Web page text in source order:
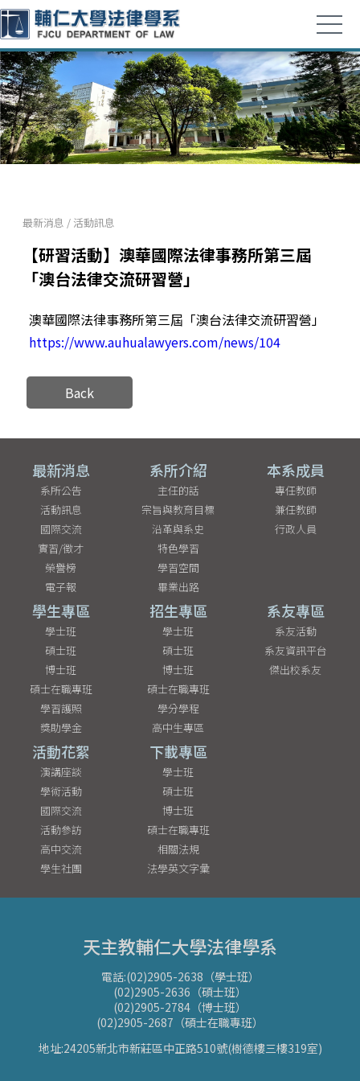
最新消息 / 活動訊息
【研習活動】澳華國際法律事務所第三屆
「澳台法律交流研習營」
澳華國際法律事務所第三屆「澳台法律交流研習營」
https://www.auhualawyers.com/news/104
Back
最新消息
系所公告
活動訊息
國際交流
實習/徵才
榮譽榜
電子報
系所介紹
主任的話
宗旨與教育目標
沿革與系史
特色學習
學習空間
畢業出路
本系成員
專任教師
兼任教師
行政人員
學生專區
學士班
碩士班
博士班
碩士在職專班
學習護照
獎助學金
招生專區
學士班
碩士班
博士班
碩士在職專班
學分學程
高中生專區
系友專區
系友活動
系友資訊平台
傑出校系友
活動花絮
演講座談
學術活動
國際交流
活動參訪
高中交流
學生社團
下載專區
學士班
碩士班
博士班
碩士在職專班
相關法規
法學英文字彙
天主教輔仁大學法律學系
電話:(02)2905-2638（學士班）
(02)2905-2636（碩士班）
(02)2905-2784（博士班）
(02)2905-2687（碩士在職專班）
地址:24205新北市新莊區中正路510號(樹德樓三樓319室)